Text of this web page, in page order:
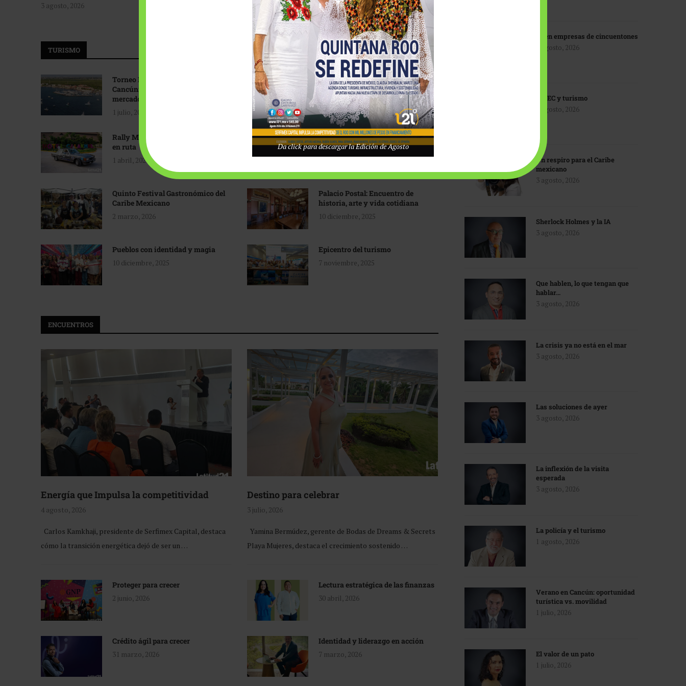
3 agosto, 2026
Tecnológico de Monterrey
3 agosto, 2026
TURISMO
Torneo Internacional de Pesca
Cancún: Navegando hacia nuevos
mercados
1 julio, 2026
Promoción turística con visión
1 abril, 2026
Rally Maya: Herencia automotriz
en ruta
1 abril, 2026
Industria global en
reconfiguración
31 marzo, 2026
Quinto Festival Gastronómico del
Caribe Mexicano
2 marzo, 2026
Palacio Postal: Encuentro de
historia, arte y vida cotidiana
10 diciembre, 2025
Pueblos con identidad y magia
10 diciembre, 2025
Epicentro del turismo
7 noviembre, 2025
ENCUENTROS
Energía que Impulsa la competitividad
4 agosto, 2026
Carlos Kamkhaji, presidente de Serfimex Capital, destaca
cómo la transición energética dejó de ser un …
Destino para celebrar
3 julio, 2026
Yamina Bermúdez, gerente de Bodas de Dreams & Secrets
Playa Mujeres, destaca el crecimiento sostenido …
Proteger para crecer
2 junio, 2026
Lectura estratégica de las finanzas
30 abril, 2026
Crédito ágil para crecer
31 marzo, 2026
Identidad y liderazgo en acción
7 marzo, 2026
IA en empresas de cincuentones
3 agosto, 2026
TMEC y turismo
3 agosto, 2026
Un respiro para el Caribe
mexicano
3 agosto, 2026
Sherlock Holmes y la IA
3 agosto, 2026
Que hablen, lo que tengan que
hablar…
3 agosto, 2026
La crisis ya no está en el mar
3 agosto, 2026
Las soluciones de ayer
3 agosto, 2026
La inflexión de la visita
esperada
3 agosto, 2026
La policía y el turismo
1 agosto, 2026
Verano en Cancún: oportunidad
turística vs. movilidad
1 julio, 2026
El valor de un pato
1 julio, 2026
Da click para descargar la Edición de Agosto